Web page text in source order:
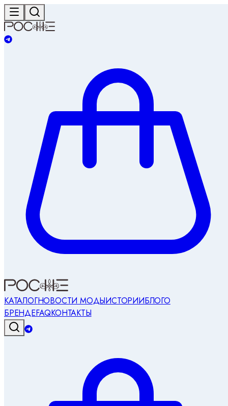
КАТАЛОГНОВОСТИ МОДЫИСТОРИИБЛОГО
БРЕНДЕFAQКОНТАКТЫ